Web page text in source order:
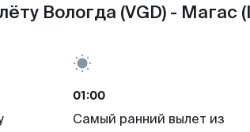
Вологда (VGD) - Магас
01:00
Самый ранний вылет из